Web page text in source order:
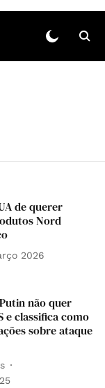
de querer
Nord
2026
não quer
e classifica como
sobre ataque